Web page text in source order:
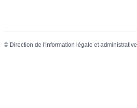
© Direction de l'information légale et administrative